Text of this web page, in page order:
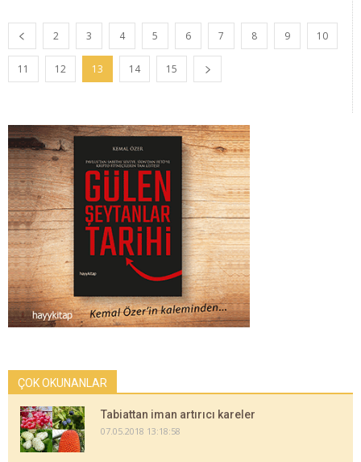
2 3 4 5 6 7 8 9 10
11 12 13 14 15
ÇOK OKUNANLAR
Tabiattan iman artırıcı kareler
07.05.2018 13:18:58